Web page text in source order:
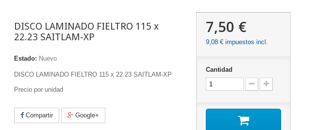
DISCO LAMINADO FIELTRO 115 x
22.23 SAITLAM-XP
Estado: Nuevo
DISCO LAMINADO FIELTRO 115 x 22.23 SAITLAM-XP
Precio por unidad
Compartir Google+
7,50 €
9,08 €impuestos incl.
Cantidad